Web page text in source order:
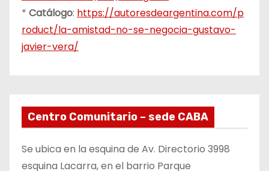
* Catálogo: https://autoresdeargentina.com/p
roduct/la-amistad-no-se-negocia-gustavo-
javier-vera/
Centro Comunitario – sede CABA
Se ubica en la esquina de Av. Directorio 3998
esquina Lacarra, en el barrio Parque